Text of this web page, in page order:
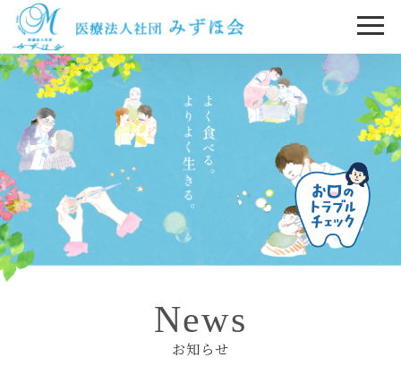
News
お知らせ